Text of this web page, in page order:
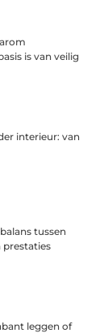
is van veilig
interieur: van
tussen
prestaties
leggen of